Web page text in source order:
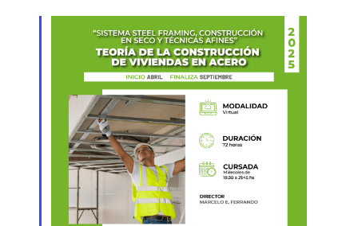
y
vistas
de
Eventos